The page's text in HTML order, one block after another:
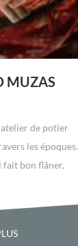
MUZAS
de potier
les époques.
bon flâner,